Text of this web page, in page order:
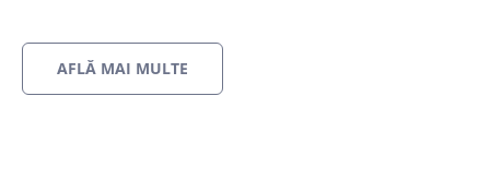
AFLĂ MAI MULTE